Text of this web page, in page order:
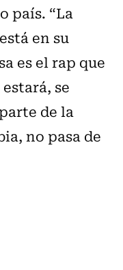
país. “La
en su
es el rap que
se
de la
no pasa de